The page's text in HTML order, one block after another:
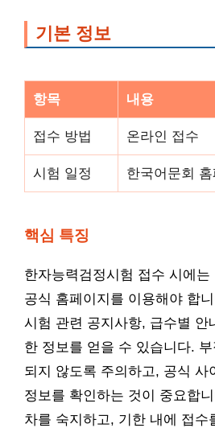
기본 정보
항목 내용
접수 방법 온라인 접수
시험 일정 한국어문회
핵심 특징
한자능력검정시험 접수 시에는
공식 홈페이지를 이용해야 합
시험 관련 공지사항, 급수별 안
한 정보를 얻을 수 있습니다.
되지 않도록 주의하고, 공식 사
정보를 확인하는 것이 중요합
차를 숙지하고, 기한 내에 접수